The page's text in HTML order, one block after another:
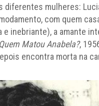
diferentes mulheres:
com quem
e inebriante), a amante
Quem Matou Anabela?,
encontra morta na